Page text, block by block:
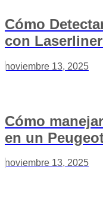
Cómo
con
noviembre 13, 2025
Cómo
en un
noviembre 13, 2025